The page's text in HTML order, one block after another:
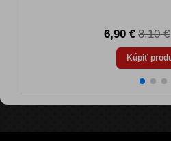
6,90 € 8,10 €
Kúpiť